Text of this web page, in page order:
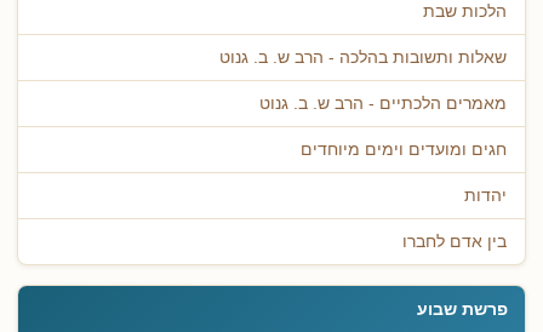
הלכות שבת
שאלות ותשובות בהלכה - הרב ש. ב. גנוט
מאמרים הלכתיים - הרב ש. ב. גנוט
חגים ומועדים וימים מיוחדים
יהדות
בין אדם לחברו
פרשת שבוע